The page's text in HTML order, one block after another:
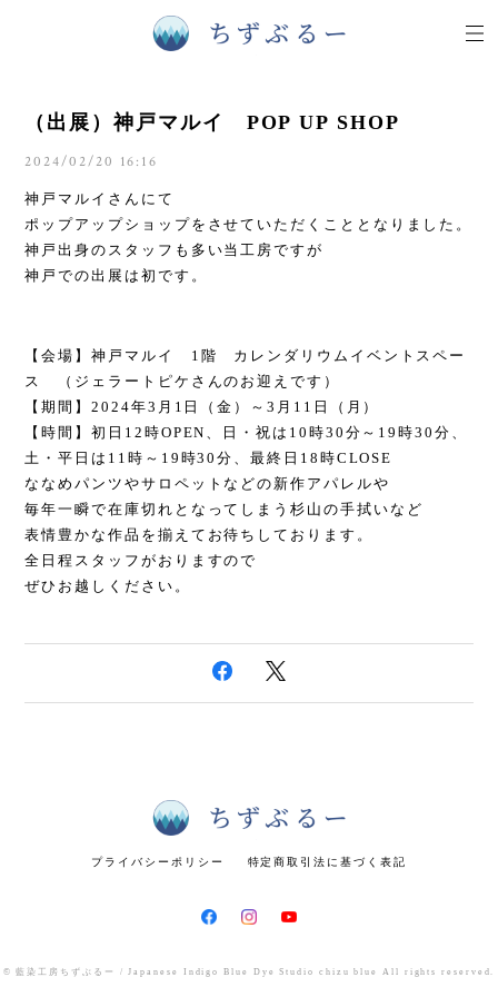
（出展）神戸マルイ POP UP SHOP
2024/02/20 16:16
神戸マルイさんにて
ポップアップショップをさせていただくこととなりました。
神戸出身のスタッフも多い当工房ですが
神戸での出展は初です。
【会場】神戸マルイ 1階 カレンダリウムイベントスペー
ス （ジェラートピケさんのお迎えです）
【期間】2024年3月1日（金）～3月11日（月）
【時間】初日12時OPEN、日・祝は10時30分～19時30分、
土・平日は11時～19時30分、最終日18時CLOSE
ななめパンツやサロペットなどの新作アパレルや
毎年一瞬で在庫切れとなってしまう杉山の手拭いなど
表情豊かな作品を揃えてお待ちしております。
全日程スタッフがおりますので
ぜひお越しください。
プライバシーポリシー 特定商取引法に基づく表記
© 藍染工房ちずぶるー / Japanese Indigo Blue Dye Studio chizu blue All rights reserved.